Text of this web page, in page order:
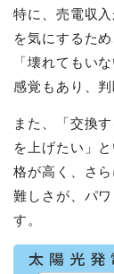
特に、売電収
を気にするた
「壊れてもい
感覚もあり、判
また、「交換
を上げたい」
格が高く、さ
難しさが、パ
す。